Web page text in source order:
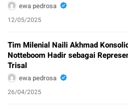
ewa pedrosa
12/05/2025
Tim Milenial Naili Akhmad
Notteboom Hadir sebagai
Trisal
ewa pedrosa
26/04/2025